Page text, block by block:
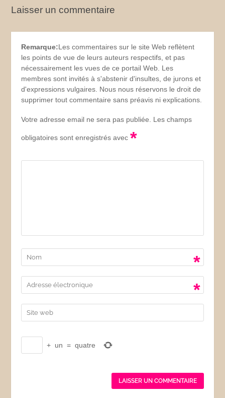
Laisser un commentaire
Remarque:Les commentaires sur le site Web reflètent
les points de vue de leurs auteurs respectifs, et pas
nécessairement les vues de ce portail Web. Les
membres sont invités à s'abstenir d'insultes, de jurons et
d'expressions vulgaires. Nous nous réservons le droit de
supprimer tout commentaire sans préavis ni explications.
Votre adresse email ne sera pas publiée. Les champs
obligatoires sont enregistrés avec*
*
*
+ un = quatre